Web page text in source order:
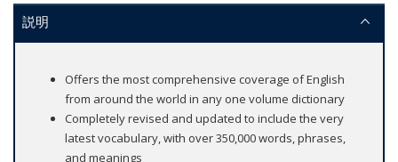
説明
Offers the most comprehensive coverage of English
from around the world in any one volume dictionary
Completely revised and updated to include the very
latest vocabulary, with over 350,000 words, phrases,
and meanings